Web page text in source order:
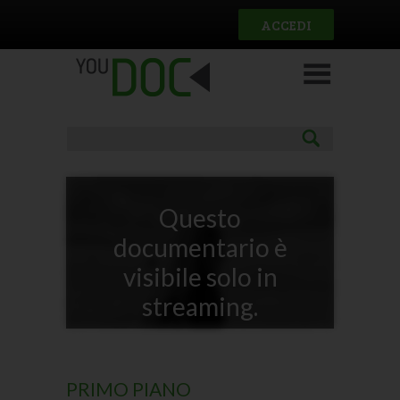
ACCEDI
Questo
documentario è
visibile solo in
streaming.
PRIMO PIANO